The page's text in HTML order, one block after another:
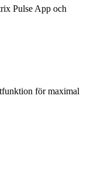
Pulse App och
för maximal